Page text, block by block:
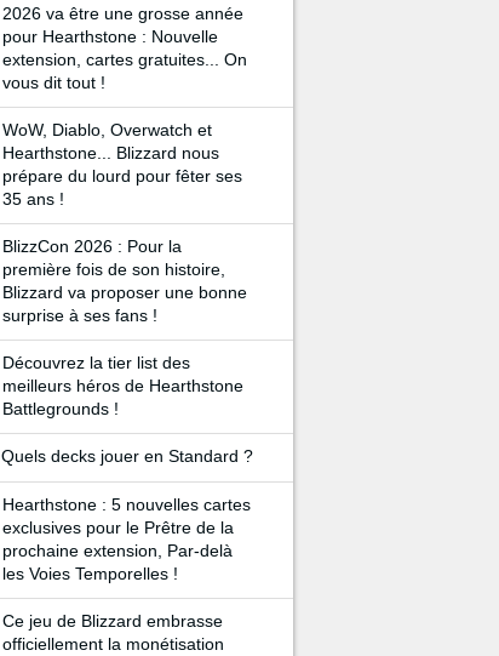
2026 va être une grosse année
pour Hearthstone : Nouvelle
extension, cartes gratuites... On
vous dit tout !
WoW, Diablo, Overwatch et
Hearthstone... Blizzard nous
prépare du lourd pour fêter ses
35 ans !
BlizzCon 2026 : Pour la
première fois de son histoire,
Blizzard va proposer une bonne
surprise à ses fans !
Découvrez la tier list des
meilleurs héros de Hearthstone
Battlegrounds !
Quels decks jouer en Standard ?
Hearthstone : 5 nouvelles cartes
exclusives pour le Prêtre de la
prochaine extension, Par-delà
les Voies Temporelles !
Ce jeu de Blizzard embrasse
officiellement la monétisation